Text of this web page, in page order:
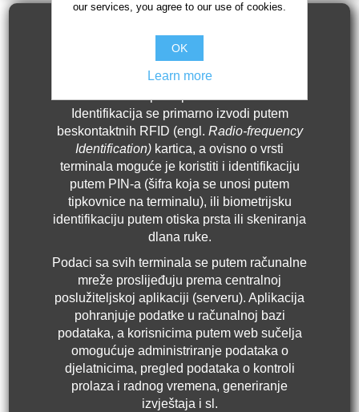
Kontrola prolaza, odnosno evidencija radnog
vremena, vrši se putem identifikacije
Identifikacija se primarno izvodi putem
beskontaktnih RFID (engl. Radio-frequency
Identification) kartica, a ovisno o vrsti
terminala moguće je koristiti i identifikaciju
putem PIN-a (šifra koja se unosi putem
tipkovnice na terminalu), ili biometrijsku
identifikaciju putem otiska prsta ili skeniranja
dlana ruke.
Podaci sa svih terminala se putem računalne
mreže proslijeđuju prema centralnoj
poslužiteljskoj aplikaciji (serveru). Aplikacija
pohranjuje podatke u računalnoj bazi
podataka, a korisnicima putem web sučelja
omogućuje administriranje podataka o
djelatnicima, pregled podataka o kontroli
prolaza i radnog vremena, generiranje
izvještaja i sl.
our services, you agree to our use of cookies.
OK
Learn more